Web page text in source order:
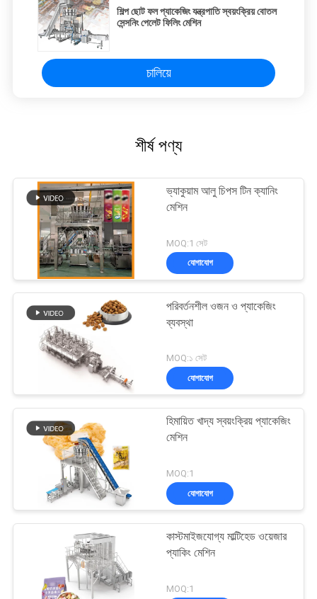
শিল্প ছোট ফল প্যাকেজিং যন্ত্রপাতি স্বয়ংক্রিয় বোতল
সেন্সনিং পেলেট ফিলিং মেশিন
চালিয়ে
শীর্ষ পণ্য
ভ্যাকুয়াম আলু চিপস টিন ক্যানিং
মেশিন
MOQ:1 সেট
যোগাযোগ
পরিবর্তনশীল ওজন ও প্যাকেজিং
ব্যবস্থা
MOQ:১ সেট
যোগাযোগ
হিমায়িত খাদ্য স্বয়ংক্রিয় প্যাকেজিং
মেশিন
MOQ:1
যোগাযোগ
কাস্টমাইজযোগ্য মাল্টিহেড ওয়েজার
প্যাকিং মেশিন
MOQ:1